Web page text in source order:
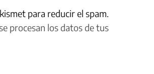
para reducir el spam.
procesan los datos de tus